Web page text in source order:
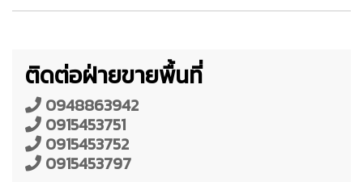
ติดต่อฝ่ายขายพื้นที่
0948863942
0915453751
0915453752
0915453797